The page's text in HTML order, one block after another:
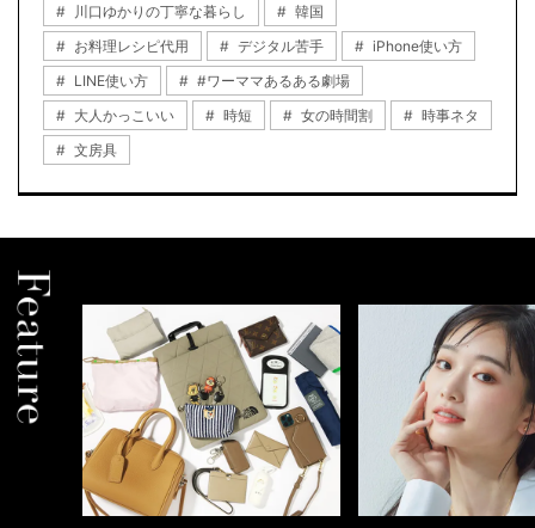
川口ゆかりの丁寧な暮らし
韓国
お料理レシピ代用
デジタル苦手
iPhone使い方
LINE使い方
#ワーママあるある劇場
大人かっこいい
時短 女の時間割
時事ネタ
文房具